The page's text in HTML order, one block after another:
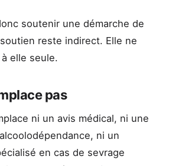
soutenir une démarche de
reste indirect. Elle ne
elle seule.
pas
ni un avis médical, ni une
ni un
en cas de sevrage